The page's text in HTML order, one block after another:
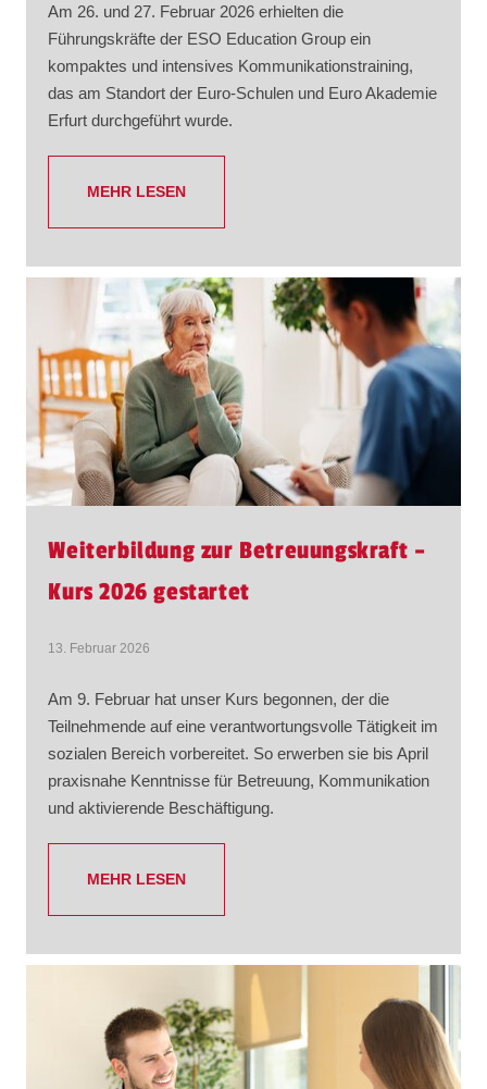
Am 26. und 27. Februar 2026 erhielten die
Führungskräfte der ESO Education Group ein
kompaktes und intensives Kommunikationstraining,
das am Standort der Euro-Schulen und Euro Akademie
Erfurt durchgeführt wurde.
MEHR LESEN
Weiterbildung zur Betreuungskraft –
Kurs 2026 gestartet
13. Februar 2026
Am 9. Februar hat unser Kurs begonnen, der die
Teilnehmende auf eine verantwortungsvolle Tätigkeit im
sozialen Bereich vorbereitet. So erwerben sie bis April
praxisnahe Kenntnisse für Betreuung, Kommunikation
und aktivierende Beschäftigung.
MEHR LESEN